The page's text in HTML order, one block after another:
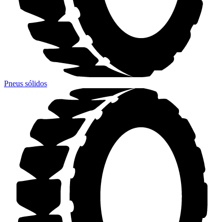
Pneus sólidos